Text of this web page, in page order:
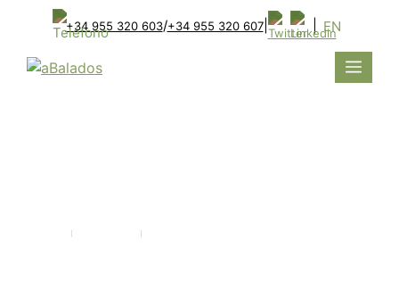
+34 955 320 603/+34 955 320 607| EN